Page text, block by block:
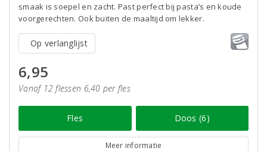
smaak is soepel en zacht. Past perfect bij pasta’s en koude
voorgerechten. Ook buiten de maaltijd om lekker.
Op verlanglijst
6,95
Vanaf 12 flessen 6,40 per fles
Fles Doos (6)
Meer informatie